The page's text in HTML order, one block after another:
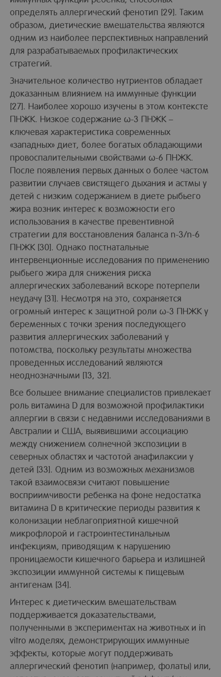
определять аллергический фенотип [29]. Таким
образом, диетические вмешательства являются
одним из наиболее перспективных направлений
для разрабатываемых профилактических
стратегий.
Значительное количество нутриентов обладает
доказанным влиянием на иммунные функции
[27]. Наиболее хорошо изучены в этом контексте
ПНЖК. Низкое содержание ω-3 ПНЖК –
ключевая характеристика современных
«западных» диет, более богатых обладающими
провоспалительными свойствами ω-6 ПНЖК.
После появления первых данных о более частом
развитии случаев свистящего дыхания и астмы у
детей с низким содержанием в диете рыбьего
жира возник интерес к возможности его
использования в качестве превентивной
стратегии для восстановления баланса n-3/n-6
ПНЖК [30]. Однако постнатальные
интервенционные исследования по применению
рыбьего жира для снижения риска
аллергических заболеваний вскоре потерпели
неудачу [31]. Несмотря на это, сохраняется
огромный интерес к защитной роли ω-3 ПНЖК у
беременных с точки зрения последующего
развития аллергических заболеваний у
потомства, поскольку результаты множества
проведенных исследований являются
неоднозначными [13, 32].
Все большее внимание специалистов привлекает
роль витамина D для возможной профилактики
аллергии в связи с недавними исследованиями в
Австралии и США, выявившими ассоциацию
между снижением солнечной экспозиции в
северных областях и частотой анафилаксии у
детей [33]. Одним из возможных механизмов
такой взаимосвязи считают повышение
восприимчивости ребенка на фоне недостатка
витамина D в критические периоды развития к
колонизации неблагоприятной кишечной
микрофлорой и гастроинтестинальным
инфекциям, приводящим к нарушению
проницаемости кишечного барьера и излишней
экспозиции иммунной системы к пищевым
антигенам [34].
Интерес к диетическим вмешательствам
поддерживается доказательствами,
полученными в экспериментах на животных и in
vitro моделях, демонстрирующих иммунные
эффекты, которые могут поддерживать
аллергический фенотип (например, фолаты) или,